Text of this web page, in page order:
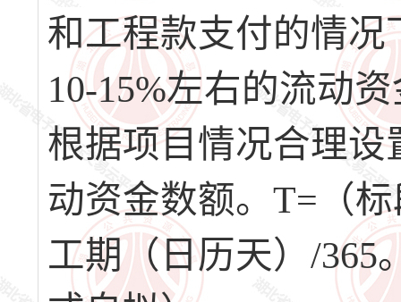
和工程款支付的情
10-15%左右的流动
根据项目情况合理
动资金数额。T=（
工期（日历天）/365